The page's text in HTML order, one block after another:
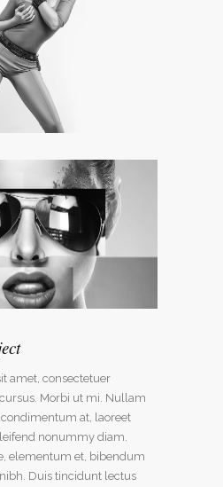
amet, consectetuer
Morbi ut mi. Nullam
at, laoreet
nonummy diam.
elementum et, bibendum
Duis tincidunt lectus